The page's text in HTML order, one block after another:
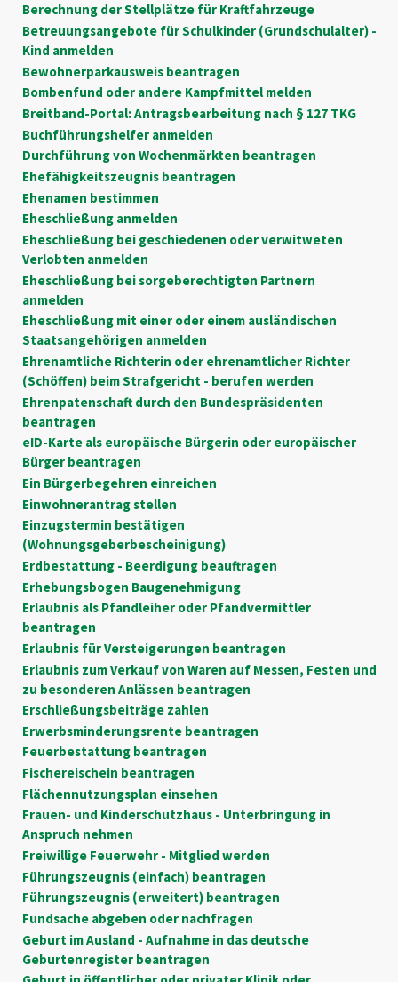
Berechnung der Stellplätze für Kraftfahrzeuge
Betreuungsangebote für Schulkinder (Grundschulalter) -
Kind anmelden
Bewohnerparkausweis beantragen
Bombenfund oder andere Kampfmittel melden
Breitband-Portal: Antragsbearbeitung nach § 127 TKG
Buchführungshelfer anmelden
Durchführung von Wochenmärkten beantragen
Ehefähigkeitszeugnis beantragen
Ehenamen bestimmen
Eheschließung anmelden
Eheschließung bei geschiedenen oder verwitweten
Verlobten anmelden
Eheschließung bei sorgeberechtigten Partnern
anmelden
Eheschließung mit einer oder einem ausländischen
Staatsangehörigen anmelden
Ehrenamtliche Richterin oder ehrenamtlicher Richter
(Schöffen) beim Strafgericht - berufen werden
Ehrenpatenschaft durch den Bundespräsidenten
beantragen
eID-Karte als europäische Bürgerin oder europäischer
Bürger beantragen
Ein Bürgerbegehren einreichen
Einwohnerantrag stellen
Einzugstermin bestätigen
(Wohnungsgeberbescheinigung)
Erdbestattung - Beerdigung beauftragen
Erhebungsbogen Baugenehmigung
Erlaubnis als Pfandleiher oder Pfandvermittler
beantragen
Erlaubnis für Versteigerungen beantragen
Erlaubnis zum Verkauf von Waren auf Messen, Festen und
zu besonderen Anlässen beantragen
Erschließungsbeiträge zahlen
Erwerbsminderungsrente beantragen
Feuerbestattung beantragen
Fischereischein beantragen
Flächennutzungsplan einsehen
Frauen- und Kinderschutzhaus - Unterbringung in
Anspruch nehmen
Freiwillige Feuerwehr - Mitglied werden
Führungszeugnis (einfach) beantragen
Führungszeugnis (erweitert) beantragen
Fundsache abgeben oder nachfragen
Geburt im Ausland - Aufnahme in das deutsche
Geburtenregister beantragen